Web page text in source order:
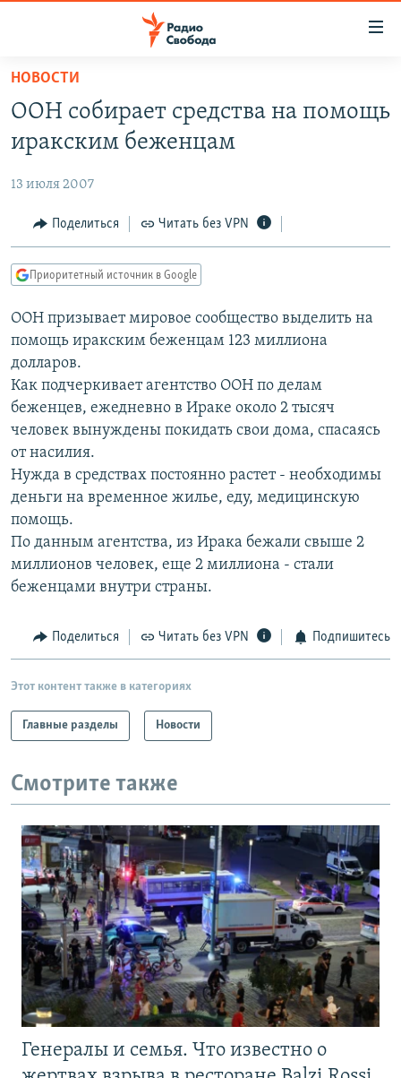
упрощенного
доступа
основному
Вернутся
главной
навигации
Вернутся
поиску
ПРОГРАММЫ
АВТОРСКИЕ ПРОЕКТЫ
ЦИТАТЫ СВОБОДЫ
МНЕНИЯ
IDEL.РЕАЛИИ
КАВКАЗ.РЕАЛИИ
СЕВЕР.РЕАЛИИ
СИБИРЬ.РЕАЛИИ
РАСПИСАНИЕ ВЕЩАНИЯ
ПОДПИШИТЕСЬ НА РАССЫЛКУ
СОЦИАЛЬНЫЕ СЕТИ
НОВОСТИ
ООН собирает средства на помощь
иракским беженцам
13 июля 2007
Поделиться Читать без VPN
Приоритетный источник в Google
ООН призывает мировое сообщество выделить на
помощь иракским беженцам 123 миллиона
долларов.
Как подчеркивает агентство ООН по делам
беженцев, ежедневно в Ираке около 2 тысяч
человек вынуждены покидать свои дома, спасаясь
от насилия.
Нужда в средствах постоянно растет - необходимы
деньги на временное жилье, еду, медицинскую
помощь.
По данным агентства, из Ирака бежали свыше 2
миллионов человек, еще 2 миллиона - стали
беженцами внутри страны.
Поделиться Читать без VPN Подпишитесь
Этот контент также в категориях
Главные разделы Новости
Смотрите также
Генералы и семья. Что известно о